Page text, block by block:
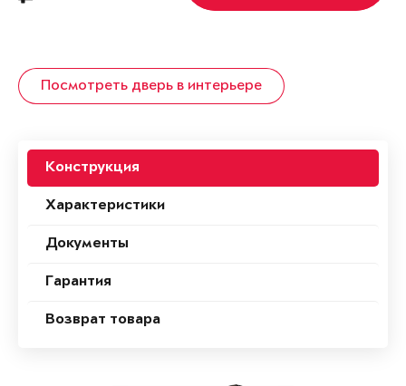
Посмотреть дверь в интерьере
Конструкция
Характеристики
Документы
Гарантия
Возврат товара